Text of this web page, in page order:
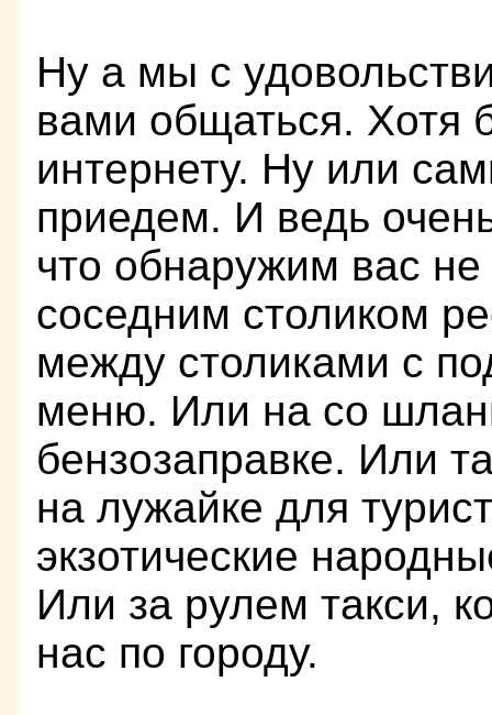
Ну а мы с
вами общаться. Хотя
интернету. Ну или
приедем. И ведь
что обнаружим вас не
соседним столиком
между столиками с
меню. Или на со
бензозаправке. Или
на лужайке для
экзотические
Или за рулем такси,
нас по городу.